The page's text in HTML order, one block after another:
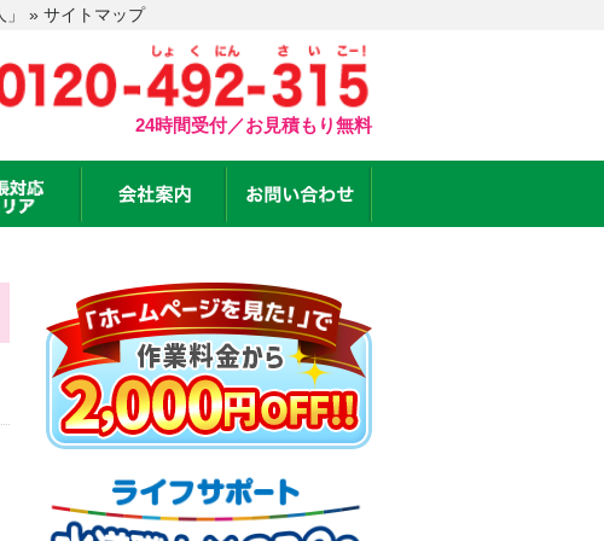
」 » サイトマップ
24時間受付／お見積もり無料